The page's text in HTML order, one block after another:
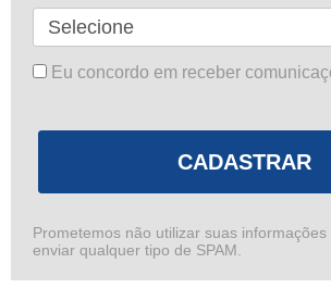
Eu concordo em receber
CADASTRAR
Prometemos não utilizar suas
enviar qualquer tipo de SPAM.